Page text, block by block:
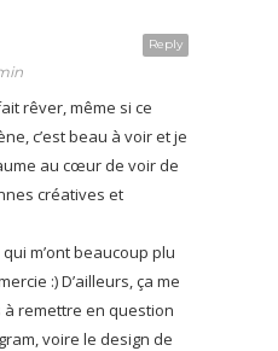
Reply
rêver, même si ce
c’est beau à voir et je
au cœur de voir de
créatives et
m’ont beaucoup plu
:) D’ailleurs, ça me
remettre en question
voire le design de